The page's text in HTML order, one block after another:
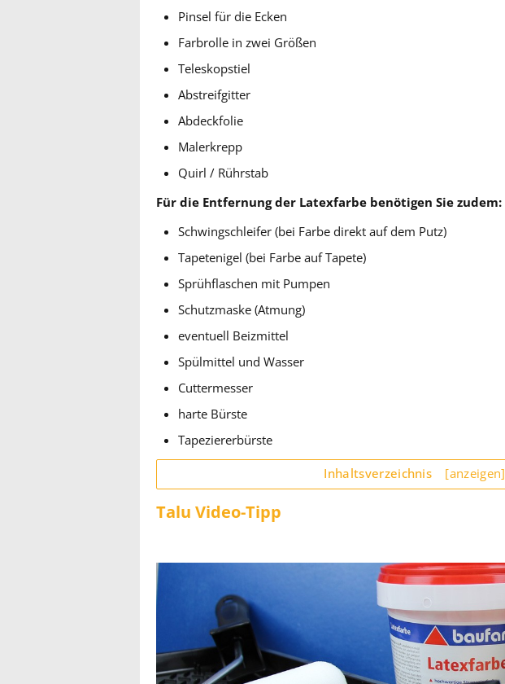
Pinsel für die Ecken
Farbrolle in zwei Größen
Teleskopstiel
Abstreifgitter
Abdeckfolie
Malerkrepp
Quirl / Rührstab
Für die Entfernung der Latexfarbe benötigen Sie zudem:
Schwingschleifer (bei Farbe direkt auf dem Putz)
Tapetenigel (bei Farbe auf Tapete)
Sprühflaschen mit Pumpen
Schutzmaske (Atmung)
eventuell Beizmittel
Spülmittel und Wasser
Cuttermesser
harte Bürste
Tapeziererbürste
Inhaltsverzeichnis [anzeigen]
Talu Video-Tipp